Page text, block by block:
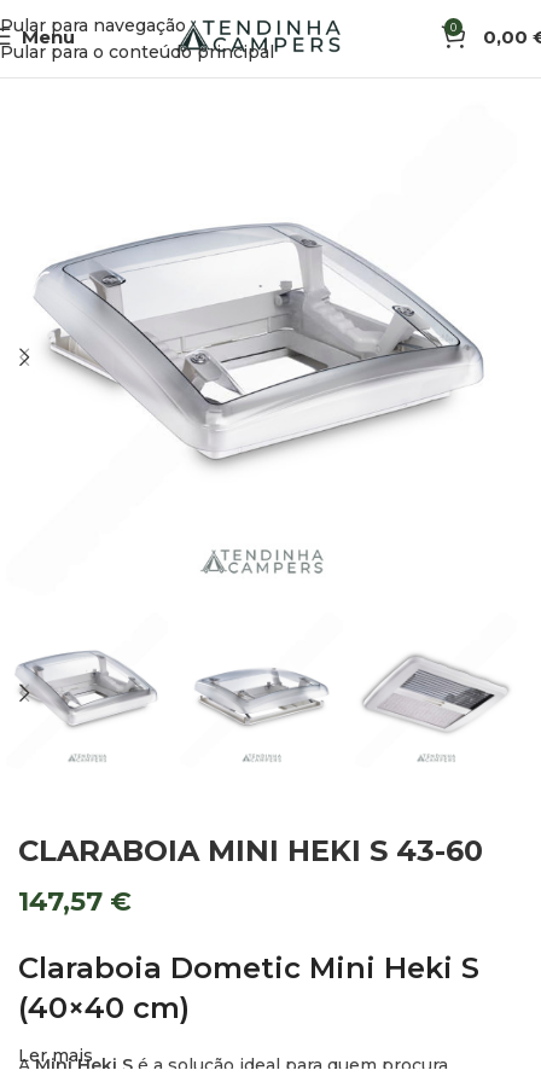
Pular para navegação
Pular para o conteúdo principal
Menu 0 0,00
Início Acessórios de Veículo Ventilação e Clarabóias
CLARABOIA MINI HEKI S 43-60
147,57 €
Claraboia Dometic Mini Heki S
(40×40 cm)
AMini Heki S é a solução ideal para quem procura
Ler mais